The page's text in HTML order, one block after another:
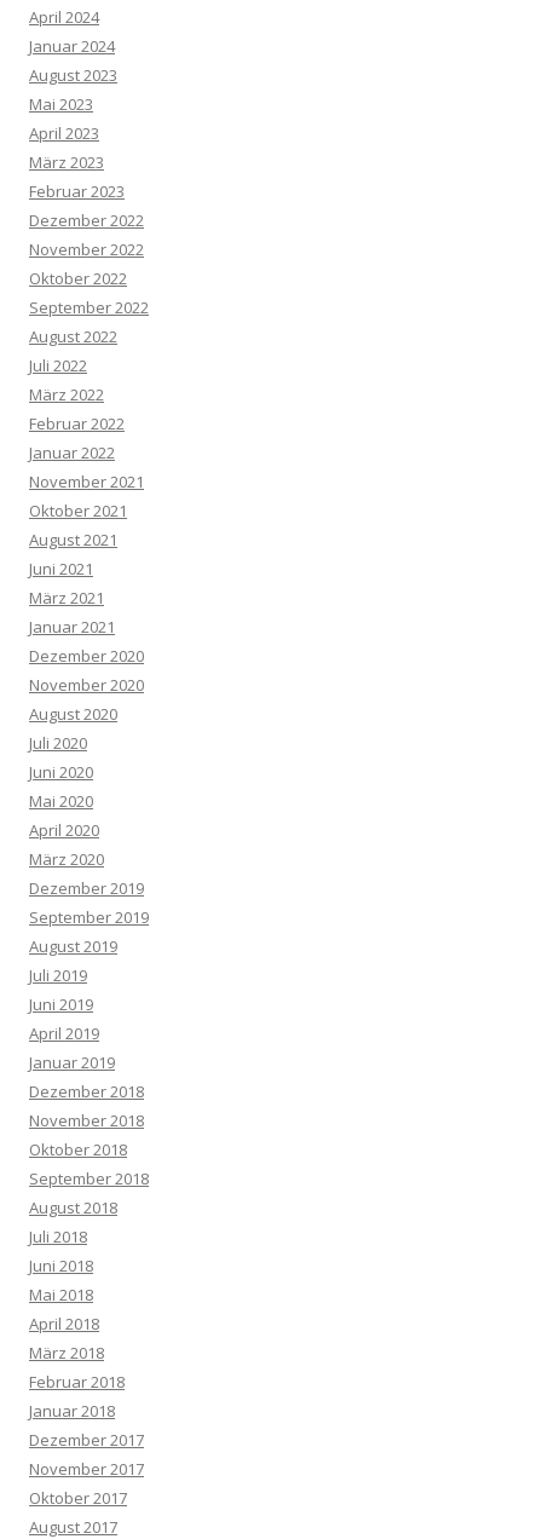
April 2024
Januar 2024
August 2023
Mai 2023
April 2023
März 2023
Februar 2023
Dezember 2022
November 2022
Oktober 2022
September 2022
August 2022
Juli 2022
März 2022
Februar 2022
Januar 2022
November 2021
Oktober 2021
August 2021
Juni 2021
März 2021
Januar 2021
Dezember 2020
November 2020
August 2020
Juli 2020
Juni 2020
Mai 2020
April 2020
März 2020
Dezember 2019
September 2019
August 2019
Juli 2019
Juni 2019
April 2019
Januar 2019
Dezember 2018
November 2018
Oktober 2018
September 2018
August 2018
Juli 2018
Juni 2018
Mai 2018
April 2018
März 2018
Februar 2018
Januar 2018
Dezember 2017
November 2017
Oktober 2017
August 2017